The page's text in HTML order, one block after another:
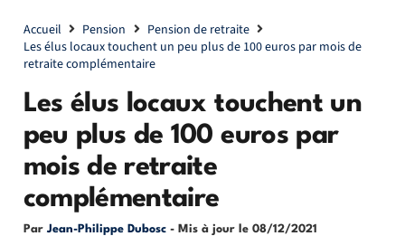
Accueil Pension
Pension de retraite
Les élus locaux touchent un peu plus de 100 euros par mois de
retraite complémentaire
Les élus locaux touchent un
peu plus de 100 euros par
mois de retraite
complémentaire
Par Jean-Philippe Dubosc - Mis à jour le 08/12/2021